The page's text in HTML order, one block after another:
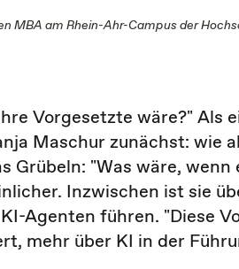
MBA am Rhein-Ahr-Campus der
Vorgesetzte wäre?" Als
Maschur zunächst: wie
Grübeln: "Was wäre,
Inzwischen ist sie
Agenten führen. "Diese
mehr über KI in der